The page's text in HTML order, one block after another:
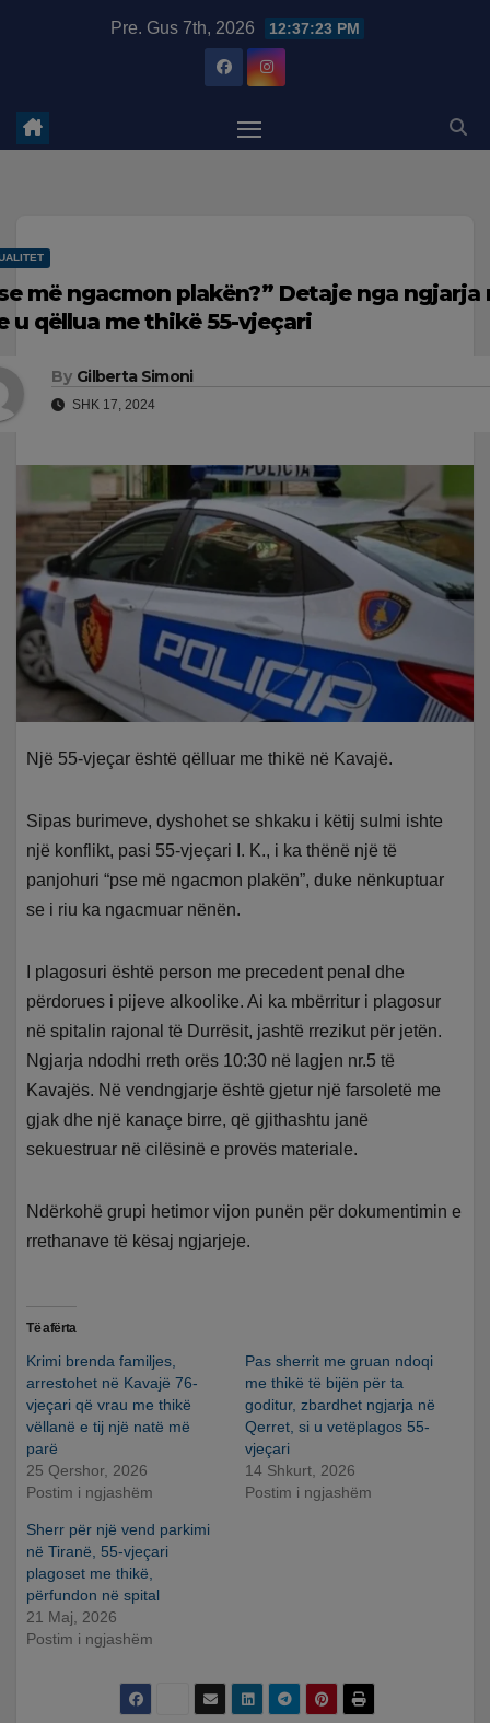
Pre. Gus 7th, 2026 12:37:24 PM
më ngacmon plakën?” Detaje nga ngjarja
u qëllua me thikë 55-vjeçari
By Gilberta Simoni
SHK 17, 2024
Një 55-vjeçar është qëlluar me thikë në Kavajë.
Sipas burimeve, dyshohet se shkaku i këtij sulmi ishte
një konflikt, pasi 55-vjeçari I. K., i ka thënë një të
panjohuri “pse më ngacmon plakën”, duke nënkuptuar
se i riu ka ngacmuar nënën.
I plagosuri është person me precedent penal dhe
përdorues i pijeve alkoolike. Ai ka mbërritur i plagosur
në spitalin rajonal të Durrësit, jashtë rrezikut për jetën.
Ngjarja ndodhi rreth orës 10:30 në lagjen nr.5 të
Kavajës. Në vendngjarje është gjetur një farsoletë me
gjak dhe një kanaçe birre, që gjithashtu janë
sekuestruar në cilësinë e provës materiale.
Ndërkohë grupi hetimor vijon punën për dokumentimin e
rrethanave të kësaj ngjarjeje.
Të afërta
Krimi brenda familjes,
arrestohet në Kavajë 76-
vjeçari që vrau me thikë
vëllanë e tij një natë më
parë
25 Qershor, 2026
Postim i ngjashëm
Pas sherrit me gruan ndoqi
me thikë të bijën për ta
goditur, zbardhet ngjarja në
Qerret, si u vetëplagos 55-
vjeçari
14 Shkurt, 2026
Postim i ngjashëm
Sherr për një vend parkimi
në Tiranë, 55-vjeçari
plagoset me thikë,
përfundon në spital
21 Maj, 2026
Postim i ngjashëm